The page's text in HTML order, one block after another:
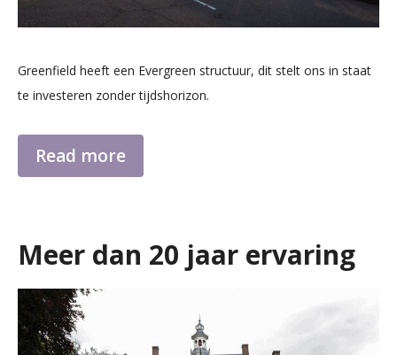
Greenfield heeft een Evergreen structuur, dit stelt ons in staat
te investeren zonder tijdshorizon.
Read more
Meer dan 20 jaar ervaring